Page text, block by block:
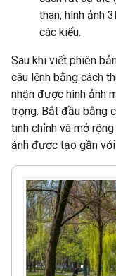
than, hình ảnh
các kiểu.
Sau khi viết phiên
câu lệnh bằng cách
nhận được hình ảnh
trọng. Bắt đầu bằng
tinh chỉnh và mở
ảnh được tạo gần